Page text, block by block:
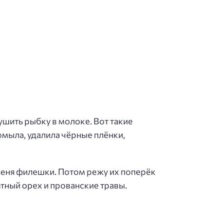
рыбку в молоке. Вот такие
удалила чёрные плёнки,
филешки. Потом режу их поперёк
орех и прованские травы.